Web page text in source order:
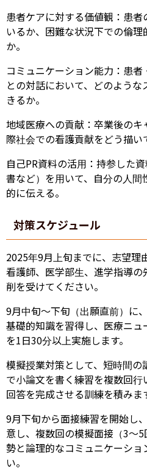
患者ケアに対する価値観：患
いるか、困難な状況下での倫
か。
コミュニケーション能力：患
との対話において、どのよう
きるか。
地域医療への貢献：卒業後の
際社会での看護貢献をどう描い
自己PR資料の活用：持参した
書など）を用いて、自分の人
的に伝える。
対策スケジュール
2025年9月上旬までに、志望理
看護師、医学部生、進学指導
削を受けてください。
9月中旬～下旬（出願直前）に
基礎的知識を習得し、医療ニュ
を1日30分以上実施します。
模擬授業対策として、短時間
で小論文を書く練習を複数回
回答を完成させる訓練を積みま
9月下旬から面接練習を開始し
意し、複数回の模擬面接（3～
勢と論理的なコミュニケーショ
い。